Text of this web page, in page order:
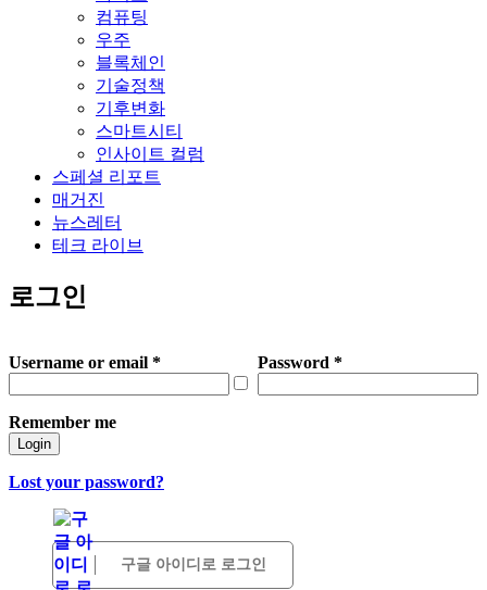
컴퓨팅
우주
블록체인
기술정책
기후변화
스마트시티
인사이트 컬럼
스페셜 리포트
매거진
뉴스레터
테크 라이브
로그인
Username or email * Password *
Remember me
Login
Lost your password?
구글 아이디로 로그인